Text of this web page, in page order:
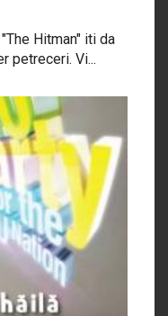
Hitman" iti da
petreceri. Vi...